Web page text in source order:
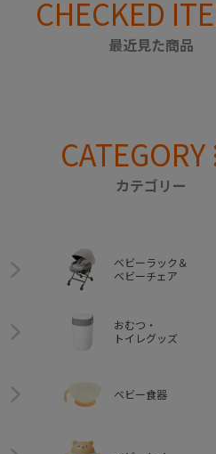
CHECKED
最近見た商品
CATEGORY
カテゴリー
ベビーラック＆
ベビーチェア
おむつ・
トイレグッズ
ベビー食器